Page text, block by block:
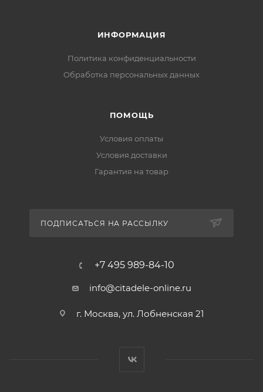
ИНФОРМАЦИЯ
Политика конфиденциальности
Обработка персональных данных
ПОМОЩЬ
Условия оплаты
Условия доставки
Гарантия на товар
ПОДПИСАТЬСЯ НА РАССЫЛКУ
+7 495 989-84-10
info@citadele-online.ru
г. Москва, ул. Лобненская 21